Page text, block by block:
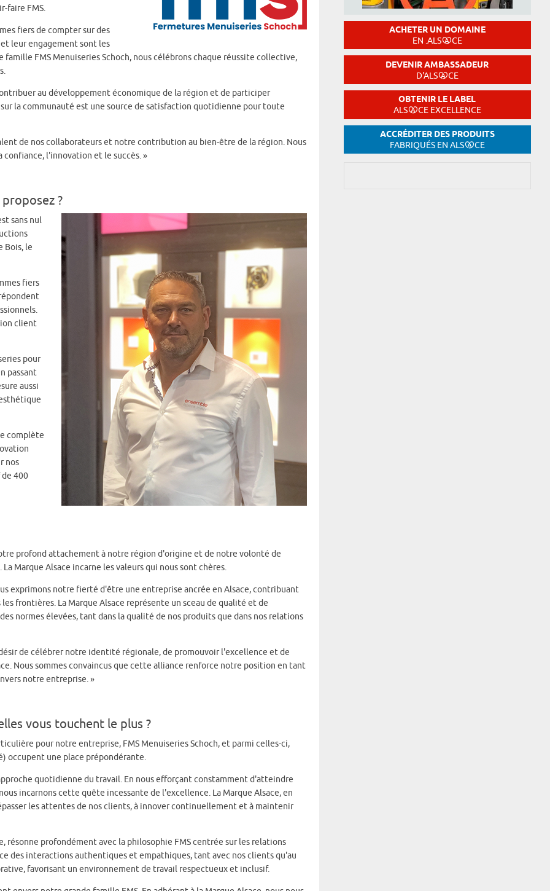
faire FMS.
fiers de compter sur des
leur engagement sont les
FMS Menuiseries Schoch, nous célébrons chaque réussite collective,
au développement économique de la région et de participer
la communauté est une source de satisfaction quotidienne pour toute
de nos collaborateurs et notre contribution au bien-être de la région. Nous
l'innovation et le succès. »
?
sans nul
Bois, le
fiers
client
pour
passant
aussi
complète
nos
400
profond attachement à notre région d'origine et de notre volonté de
Marque Alsace incarne les valeurs qui nous sont chères.
exprimons notre fierté d'être une entreprise ancrée en Alsace, contribuant
frontières. La Marque Alsace représente un sceau de qualité et de
normes élevées, tant dans la qualité de nos produits que dans nos relations
de célébrer notre identité régionale, de promouvoir l'excellence et de
Nous sommes convaincus que cette alliance renforce notre position en tant
notre entreprise. »
vous touchent le plus ?
pour notre entreprise, FMS Menuiseries Schoch, et parmi celles-ci,
occupent une place prépondérante.
quotidienne du travail. En nous efforçant constamment d'atteindre
incarnons cette quête incessante de l'excellence. La Marque Alsace, en
les attentes de nos clients, à innover continuellement et à maintenir
résonne profondément avec la philosophie FMS centrée sur les relations
des interactions authentiques et empathiques, tant avec nos clients qu'au
favorisant un environnement de travail respectueux et inclusif.
ACHETER UN DOMAINE
EN .ALS CE
DEVENIR AMBASSADEUR
D'ALS CE
OBTENIR LE LABEL
ALS CE EXCELLENCE
ACCRÉDITER DES PRODUITS
FABRIQUÉS EN ALS CE